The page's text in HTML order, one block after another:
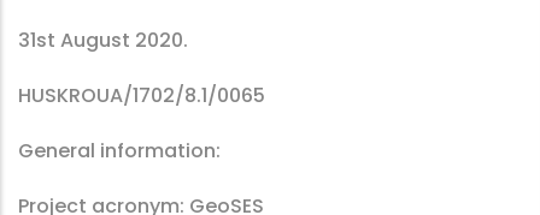
31st August 2020.
HUSKROUA/1702/8.1/0065
General information:
Project acronym: GeoSES